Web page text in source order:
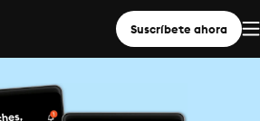
Suscríbete ahora